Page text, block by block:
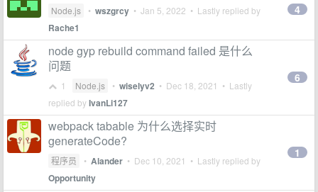
Node.js • wszgrcy • Jan 5, 2022 • Lastly replied by
Rache1
4
node gyp rebuild command failed 是什么
问题
1 Node.js • wiselyv2 • Dec 18, 2021 • Lastly
replied byIvanLi127
6
webpack tabable 为什么选择实时
generateCode?
程序员 • Alander • Dec 10, 2021 • Lastly replied by
Opportunity
1